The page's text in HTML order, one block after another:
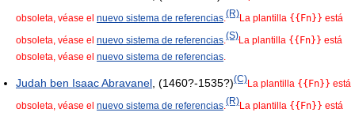
obsoleta, véase el nuevo sistema de referencias (R)La plantilla {{Fn}} está
obsoleta, véase el nuevo sistema de referencias (S)La plantilla {{Fn}} está
obsoleta, véase el nuevo sistema de referencias.
Judah ben Isaac Abravanel , (1460?-1535?)(C)La plantilla {{Fn}} está
obsoleta, véase el nuevo sistema de referencias (R)La plantilla {{Fn}} está